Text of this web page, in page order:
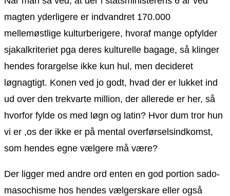
magten yderligere er indvandret 170.000
mellemøstlige kulturberigere, hvoraf mange opfylder
sjakalkriteriet pga deres kulturelle bagage, så klinger
hendes forargelse ikke kun hul, men decideret
løgnagtigt. Konen ved jo godt, hvad der er lukket ind
ud over den trekvarte million, der allerede er her, så
hvorfor fylde os med løgn og latin? Hvor dum tror hun
vi er ,os der ikke er på mental overførselsindkomst,
som hendes egne vælgere må være?
Der ligger med andre ord enten en god portion sado-
masochisme hos hendes vælgerskare eller også